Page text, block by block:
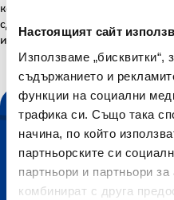
Настоящият сайт
Използваме „бисквитки“,
съдържанието и
функции на социални
трафика си. Също така
начина, по който
партньорските си
партньори и партньори
комбинират с друга
комбинирането на игри с
сдружение НПО „Клуб Активна
и е част от кампанията „SOS –